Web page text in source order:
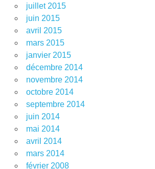
juillet 2015
juin 2015
avril 2015
mars 2015
janvier 2015
décembre 2014
novembre 2014
octobre 2014
septembre 2014
juin 2014
mai 2014
avril 2014
mars 2014
février 2008